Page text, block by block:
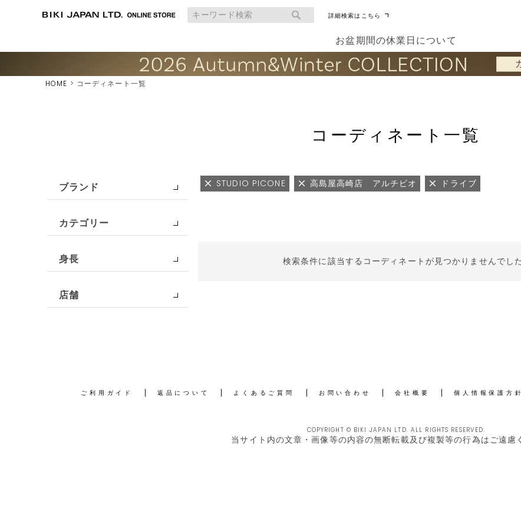
詳細検索はこちら
お盆期間の休業日について
HOME コーディネート一覧
コーディネート一覧
ブランド
カテゴリー
身長
店舗
STUDIO PICONE 高島屋高崎店 アルチビオ ドライブ
検索条件に該当するコーディネートが見つかりませんでし
ご利用ガイド 返品について よくあるご質問 お問い合わせ 会社概要 個人情報保護方針
COPYRIGHT © BIKI JAPAN LTD. ALL RIGHTS RESERVED.
当サイト内の文章・画像等の内容の無断転載及び複製等の行為はご遠慮